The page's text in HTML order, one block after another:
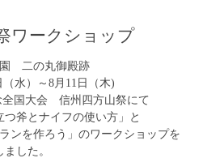
ワークショップ
二の丸御殿跡
（水）～8月11日（木)
全国大会 信州四方山祭にて
つ斧とナイフの使い方」と
ンを作ろう」のワークショップを
ました。